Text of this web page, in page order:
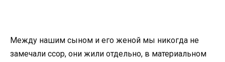
Между нашим сыном и его женой мы никогда не
замечали ссор, они жили отдельно, в материальном